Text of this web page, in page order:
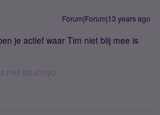
Forum|Forum|13 years ago
je actief waar Tim niet blij mee is
niet bij simyo